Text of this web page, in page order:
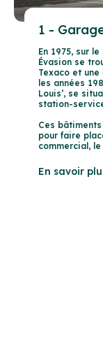
1 -
En 1975, sur
Évasion se
Texaco et une
les années
Louis’, se
station-
Ces
pour faire
commercial, le
En savoir